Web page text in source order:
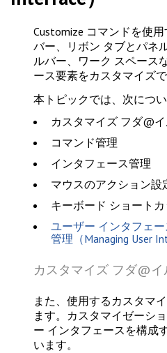
Customize コマンドを使
バー、リボン タブとパネ
ルバー、ワーク スペース
ース要素をカスタマイズで
本トピックでは、次につい
カスタマイズ フダ@
コマンド管理
インタフェース管理
マウスのアクション設
キーボード ショート
ユーザー インタフェ
管理（Managing User
カスタマイズ フダ@イ
また、使用するカスタマ
ます。カスタマイゼーシ
ー インタフェースを構成
います。